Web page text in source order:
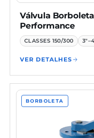
Válvula
Performance
CLASSES 150/300
VER DETALHES
BORBOLETA